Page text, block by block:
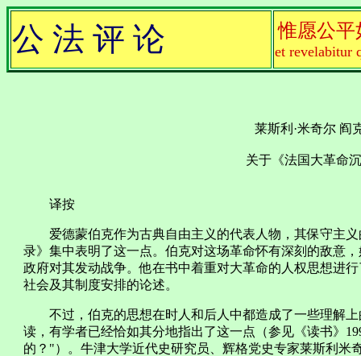
公 法 评 论 惟愿公平
et revelabitur
莱斯利·米奇尔 阎
关于《法国大革命
译按
爱德蒙伯克作为古典自由主义的代表人物，其保守主义
录》集中表明了这一点。伯克对这场革命怀有深刻的敌意
政府对其发动战争。他在书中着重对大革命的人权思想进
社会及其制度安排的论述。
不过，伯克的思想在时人和后人中都造成了一些理解上
读，有学者已经恰如其分地指出了这一点（参见《读书》
的？"）。牛津大学近代史研究员、辉格党史专家莱斯利米